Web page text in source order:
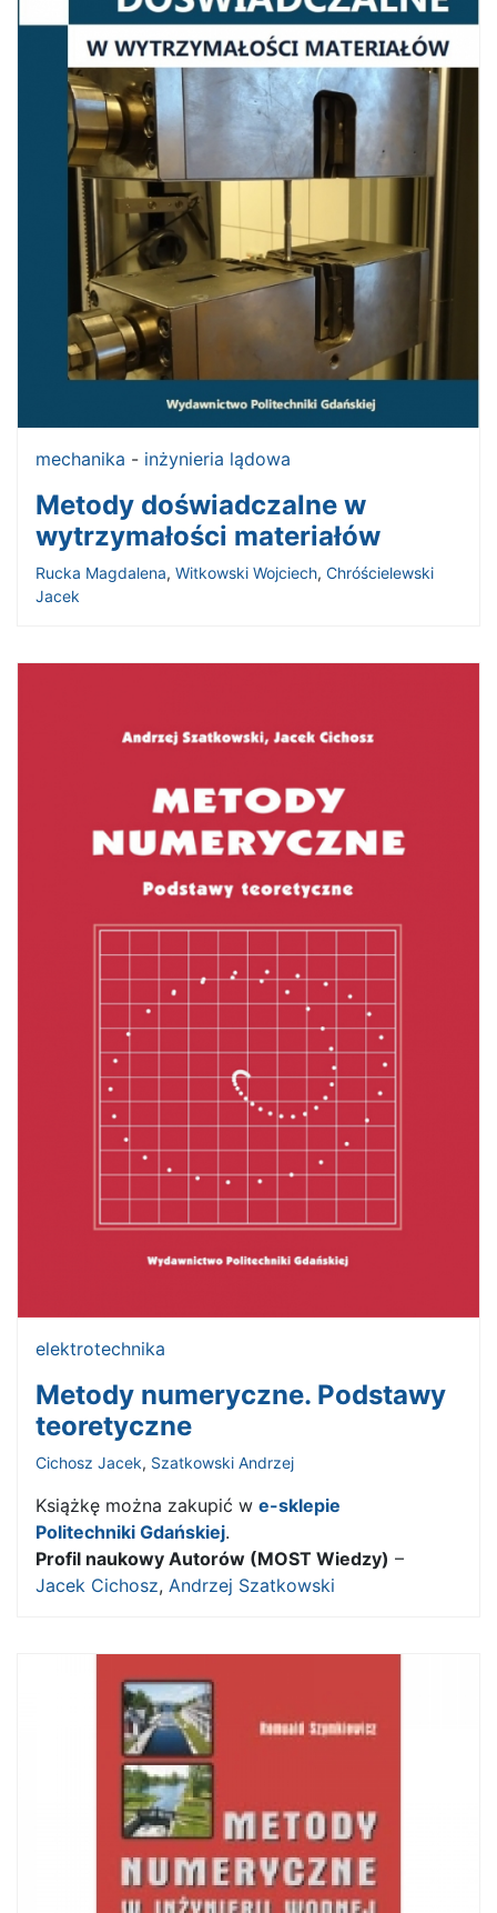
mechanika - inżynieria lądowa
Metody doświadczalne w
wytrzymałości materiałów
Rucka Magdalena, Witkowski Wojciech, Chróścielewski
Jacek
elektrotechnika
Metody numeryczne. Podstawy
teoretyczne
Cichosz Jacek, Szatkowski Andrzej
Książkę można zakupić w e-sklepie
Politechniki Gdańskiej.
Profil naukowy Autorów (MOST Wiedzy) –
Jacek Cichosz, Andrzej Szatkowski